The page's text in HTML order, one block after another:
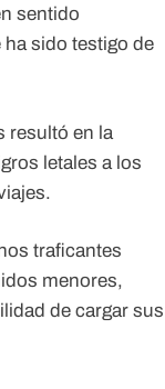
sentido
sido testigo de
resultó en la
letales a los
traficantes
menores,
de cargar sus